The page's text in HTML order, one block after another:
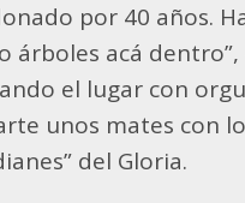
por 40 años.
árboles acá dentro”,
el lugar con
unos mates con
del Gloria.